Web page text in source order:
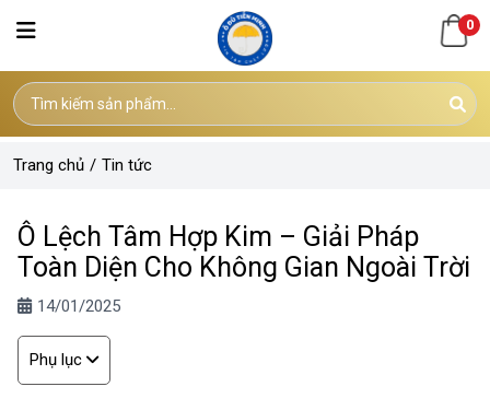
0
Trang chủ / Tin tức
Ô Lệch Tâm Hợp Kim – Giải Pháp
Toàn Diện Cho Không Gian Ngoài Trời
14/01/2025
Phụ lục